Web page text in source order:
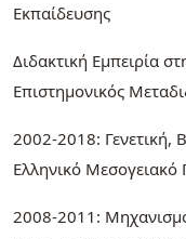
Εκπαίδευσης
Διδακτική Εμπειρία
Επιστημονικός
2002-2018: Γενετική,
Ελληνικό Μεσογειακό
2008-2011: